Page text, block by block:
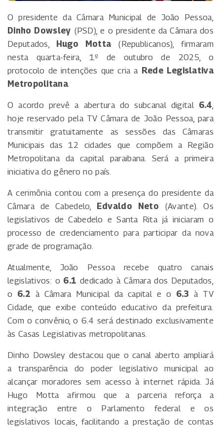
O presidente da Câmara Municipal de João Pessoa,
Dinho Dowsley (PSD), e o presidente da Câmara dos
Deputados,
Hugo Motta (Republicanos), firmaram
nesta quarta-feira, 1º de outubro de 2025, o
protocolo de intenções que cria a Rede Legislativa
Metropolitana.
O acordo prevê a abertura do subcanal digital 6.4,
hoje reservado pela TV Câmara de João Pessoa, para
transmitir gratuitamente as sessões das Câmaras
Municipais das 12 cidades que compõem a Região
Metropolitana da capital paraibana. Será a primeira
iniciativa do gênero no país.
A cerimônia contou com a presença do presidente da
Câmara de Cabedelo,
Edvaldo Neto (Avante). Os
legislativos de Cabedelo e Santa Rita já iniciaram o
processo de credenciamento para participar da nova
grade de programação.
Atualmente, João Pessoa recebe quatro canais
legislativos: o 6.1 dedicado à Câmara dos Deputados,
o 6.2 à Câmara Municipal da capital e o 6.3 à TV
Cidade, que exibe conteúdo educativo da prefeitura.
Com o convênio, o 6.4 será destinado exclusivamente
às Casas Legislativas metropolitanas.
Dinho Dowsley destacou que o canal aberto ampliará
a transparência do poder legislativo municipal ao
alcançar moradores sem acesso à internet rápida. Já
Hugo Motta afirmou que a parceria reforça a
integração entre o Parlamento federal e os
legislativos locais, facilitando a prestação de contas